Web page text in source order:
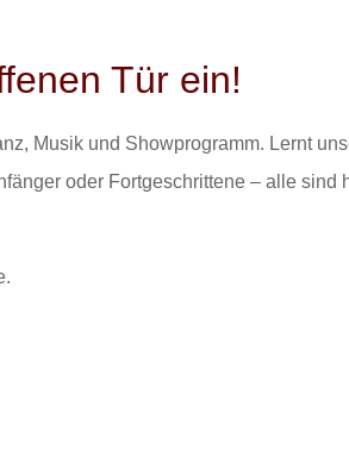
Tür ein!
Musik und Showprogramm. Lernt
oder Fortgeschrittene – alle sind